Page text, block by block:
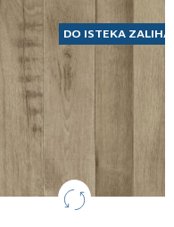
DO ISTEKA ZALIHA